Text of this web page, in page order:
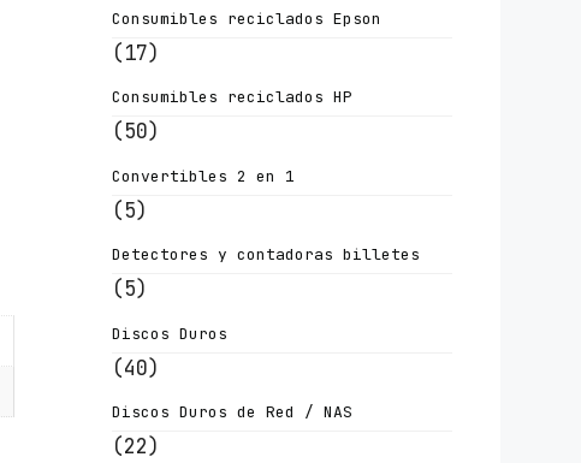
Consumibles reciclados Epson
(17)
Consumibles reciclados HP
(50)
Convertibles 2 en 1
(5)
Detectores y contadoras billetes
(5)
Discos Duros
(40)
Discos Duros de Red / NAS
(22)